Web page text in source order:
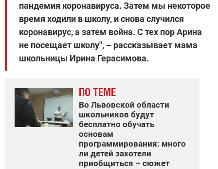
пандемия коронавируса. Затем мы некоторое
время ходили в школу, и снова случился
коронавирус, а затем война. С тех пор Арина
не посещает школу", – рассказывает мама
школьницы Ирина Герасимова.
ПО ТЕМЕ
Во Львовской области
школьников будут
бесплатно обучать
основам
программирования: много
ли детей захотели
приобщиться – сюжет